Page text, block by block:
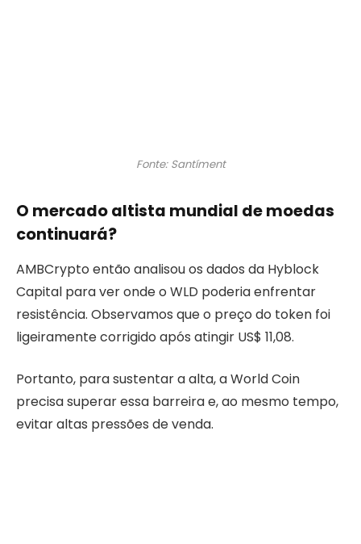
Fonte: Santíment
O mercado altista mundial de moedas
continuará?
AMBCrypto então analisou os dados da Hyblock
Capital para ver onde o WLD poderia enfrentar
resistência. Observamos que o preço do token foi
ligeiramente corrigido após atingir US$ 11,08.
Portanto, para sustentar a alta, a World Coin
precisa superar essa barreira e, ao mesmo tempo,
evitar altas pressões de venda.